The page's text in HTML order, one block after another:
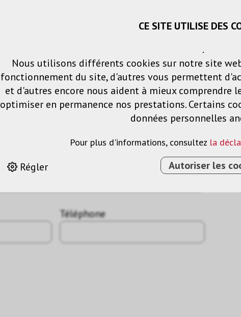
Panier Listes
Produits Solutions
Téléphone
CE SITE UTILISE DES
.
Nous utilisons différents cookies sur notre site
fonctionnement du site, d'autres vous permettent
et d'autres encore nous aident à mieux comprendre
optimiser en permanence nos prestations. Certains
données personnelles
Pour plus d'informations, consultez la
Régler Autoriser les